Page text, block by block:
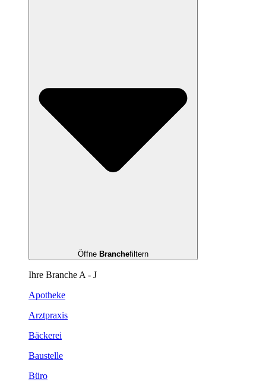
Öffne Branchefiltern
Ihre Branche A - J
Apotheke
Arztpraxis
Bäckerei
Baustelle
Büro